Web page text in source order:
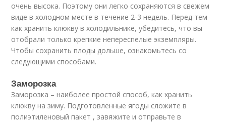
очень высока. Поэтому они легко сохраняются в свежем
виде в холодном месте в течение 2-3 недель. Перед тем
как хранить клюкву в холодильнике, убедитесь, что вы
отобрали только крепкие непереспелые экземпляры.
Чтобы сохранить плоды дольше, ознакомьтесь со
следующими способами.
Заморозка
Заморозка – наиболее простой способ, как хранить
клюкву на зиму. Подготовленные ягоды сложите в
полиэтиленовый пакет , завяжите и отправьте в